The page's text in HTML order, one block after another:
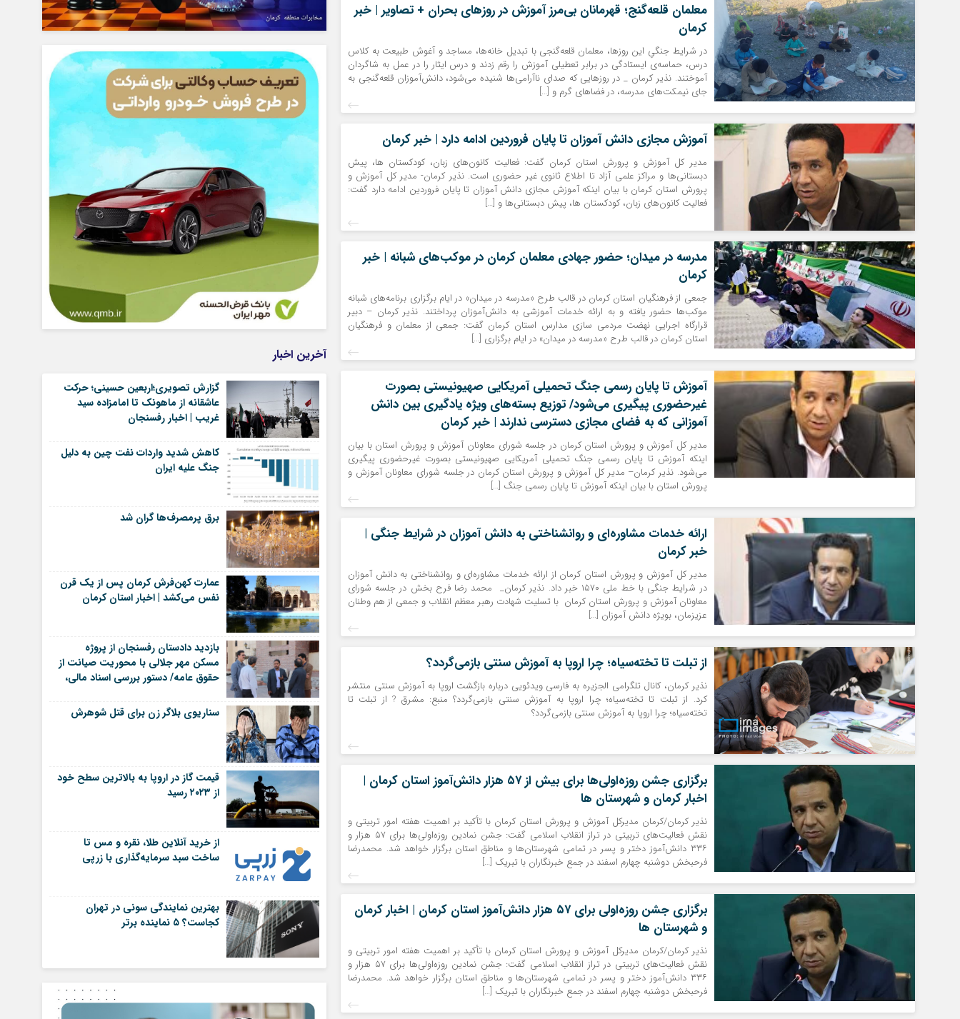
معلمان قلعه‌گنج؛ قهرمانان بی‌مرز آموزش در روز‌های بحران + تصاویر | خبر
کرمان
در شرایط جنگیِ این روزها، معلمان قلعه‌گنجی با تبدیل خانه‌ها، مساجد و آغوش طبیعت به کلاس
درس، حماسه‌ی ایستادگی در برابر تعطیلی آموزش را رقم زدند و درس ایثار را در عمل به شاگردان
آموختند. نذیر کرمان _ در روز‌هایی که صدای ناآرامی‌ها شنیده می‌شود، دانش‌آموزان قلعه‌گنجی به
جای نیمکت‌های مدرسه، در فضا‌های گرم و […]
آموزش مجازی دانش آموزان تا پایان فروردین ادامه دارد | خبر کرمان
مدیر کل آموزش و پرورش استان کرمان گفت: فعالیت کانون‌های زبان، کودکستان ها، پیش
دبستانی‌ها و مراکز علمی آزاد تا اطلاع ثانوی غیر حضوری است. نذیر کرمان- مدیر کل آموزش و
پرورش استان کرمان با بیان اینکه آموزش مجازی دانش آموزان تا پایان فروردین ادامه دارد گفت:
فعالیت کانون‌های زبان، کودکستان ها، پیش دبستانی‌ها و […]
مدرسه در میدان؛ حضور جهادی معلمان کرمان در موکب‌های شبانه | خبر
کرمان
جمعی از فرهنگیان استان کرمان در قالب طرح «مدرسه در میدان» در ایام برگزاری برنامه‌های شبانه
موکب‌ها حضور یافته و به ارائه خدمات آموزشی به دانش‌آموزان پرداختند. نذیر کرمان – دبیر
قرارگاه اجرایی نهضت مردمی سازی مدارس استان کرمان گفت: جمعی از معلمان و فرهنگیان
استان کرمان در قالب طرح «مدرسه در میدان» در ایام برگزاری […]
آموزش تا پایان رسمی جنگ تحمیلی آمریکایی صهیونیستی بصورت
غیرحضوری پیگیری می‌شود/ توزیع بسته‌های ویژه یادگیری بین دانش
آموزانی که به فضای مجازی دسترسی ندارند | خبر کرمان
مدیر کل آموزش و پرورش استان کرمان در جلسه شورای معاونان آموزش و پرورش استان با بیان
اینکه آموزش تا پایان رسمی جنگ تحمیلی آمریکایی صهیونیستی بصورت غیرحضوری پیگیری
می‌شود. نذیر کرمان– مدیر کل آموزش و پرورش استان کرمان در جلسه شورای معاونان آموزش و
پرورش استان با بیان اینکه آموزش تا پایان رسمی جنگ […]
ارائه خدمات مشاوره‌ای و روانشناختی به دانش آموزان در شرایط جنگی |
خبر کرمان
مدیر کل آموزش و پرورش استان کرمان از ارائه خدمات مشاوره‌ای و روانشناختی به دانش آموزان
در شرایط جنگی با خط ملی ۱۵۷۰ خبر داد. نذیر کرمان_ محمد رضا فرح بخش در جلسه شورای
معاونان آموزش و پرورش استان کرمان با تسلیت شهادت رهبر معظم انقلاب و جمعی از هم وطنان
عزیزمان، بویژه دانش آموزان […]
از تبلت تا تخته‌سیاه؛ چرا اروپا به آموزش سنتی بازمی‌گردد؟
نذیر کرمان، کانال تلگرامی الجزیره به فارسی ویدئویی درباره بازگشت اروپا به آموزش سنتی منتشر
کرد. از تبلت تا تخته‌سیاه؛ چرا اروپا به آموزش سنتی بازمی‌گردد؟ منبع: مشرق ? از تبلت تا
تخته‌سیاه؛ چرا اروپا به آموزش سنتی بازمی‌گردد؟
برگزاری جشن روزه‌اولی‌ها برای بیش از ۵۷ هزار دانش‌آموز استان کرمان |
اخبار کرمان و شهرستان ها
نذیر کرمان/کرمان مدیرکل آموزش و پرورش استان کرمان با تأکید بر اهمیت هفته امور تربیتی و
نقش فعالیت‌های تربیتی در تراز انقلاب اسلامی گفت: جشن نمادین روزه‌اولی‌ها برای ۵۷ هزار و
۳۳۶ دانش‌آموز دختر و پسر در تمامی شهرستان‌ها و مناطق استان برگزار خواهد شد. محمدرضا
فرحبخش دوشنبه چهارم اسفند در جمع خبرنگاران با تبریک […]
برگزاری جشن روزه‌اولی‌ برای ۵۷ هزار دانش‌آموز استان کرمان | اخبار کرمان
و شهرستان ها
نذیر کرمان/کرمان مدیرکل آموزش و پرورش استان کرمان با تأکید بر اهمیت هفته امور تربیتی و
نقش فعالیت‌های تربیتی در تراز انقلاب اسلامی گفت: جشن نمادین روزه‌اولی‌ها برای ۵۷ هزار و
۳۳۶ دانش‌آموز دختر و پسر در تمامی شهرستان‌ها و مناطق استان برگزار خواهد شد. محمدرضا
فرحبخش دوشنبه چهارم اسفند در جمع خبرنگاران با تبریک […]
آخرین اخبار
گزارش تصویری؛اربعین حسینی؛ حرکت
عاشقانه از ماهونک تا امامزاده سید
غریب | اخبار رفسنجان
کاهش شدید واردات نفت چین به دلیل
جنگ علیه ایران
برق پرمصرف‌ها گران شد
عمارت کهن‌فرش کرمان پس از یک قرن
نفس می‌کشد | اخبار استان کرمان
بازدید دادستان رفسنجان از پروژه
مسکن مهر جلالی با محوریت صیانت از
حقوق عامه/ دستور بررسی اسناد مالی،
مشکلات پروژه | اخبار رفسنجان
سناریوی بلاگر زن برای قتل شوهرش
قیمت گاز در اروپا به بالاترین سطح خود
از ۲۰۲۳ رسید
از خرید آنلاین طلا، نقره و مس تا
ساخت سبد سرمایه‌گذاری با زرپی
بهترین نمایندگی سونی در تهران
کجاست؟ ۵ نماینده برتر